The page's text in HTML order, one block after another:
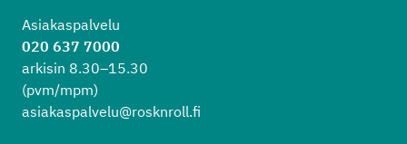
Asiakaspalvelu
020 637 7000
arkisin 8.30–15.30
(pvm/mpm)
asiakaspalvelu@rosknroll.fi